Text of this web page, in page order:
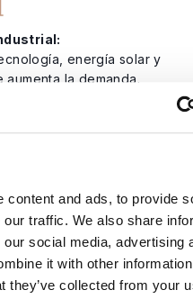
content and ads, to provide
traffic. We also share
social media, advertising
it with other
they’ve collected from your
energía solar y
la demanda.
inversiones en minería y el
oferta disponible.